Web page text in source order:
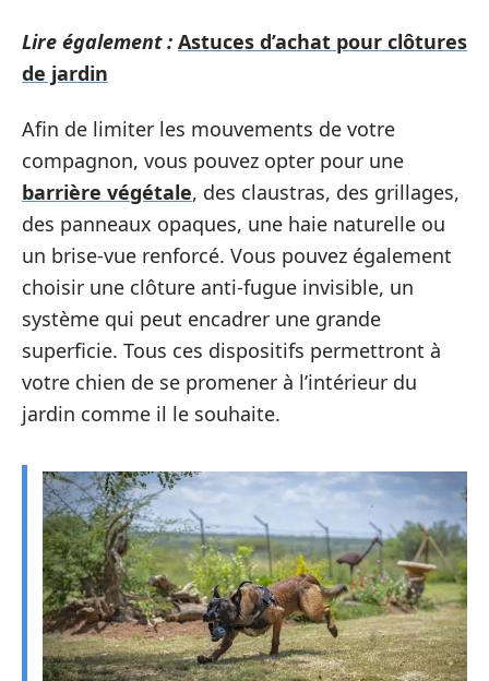
Lire également : Astuces d’achat pour clôtures
de jardin
Afin de limiter les mouvements de votre
compagnon, vous pouvez opter pour une
barrière végétale, des claustras, des grillages,
des panneaux opaques, une haie naturelle ou
un brise-vue renforcé. Vous pouvez également
choisir une clôture anti-fugue invisible, un
système qui peut encadrer une grande
superficie. Tous ces dispositifs permettront à
votre chien de se promener à l’intérieur du
jardin comme il le souhaite.